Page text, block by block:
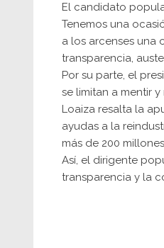
El candidato
Tenemos una
a los arcenses una
transparencia,
Por su parte, el
se limitan a mentir
Loaiza resalta la
ayudas a la
más de 200
Así, el dirigente
transparencia y la